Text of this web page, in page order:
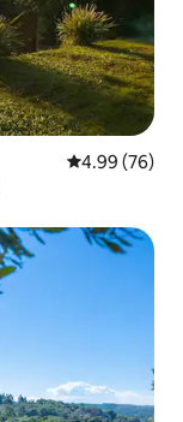
平均评分 4.99
4.99 (76)